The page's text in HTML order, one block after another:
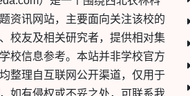
资讯网站，主要面向关注该校的
校友及相关研究者，提供相对集
校信息参考。本站并非学校官方
整理自互联网公开渠道，仅用于
如有侵权或不妥之处，可联系我